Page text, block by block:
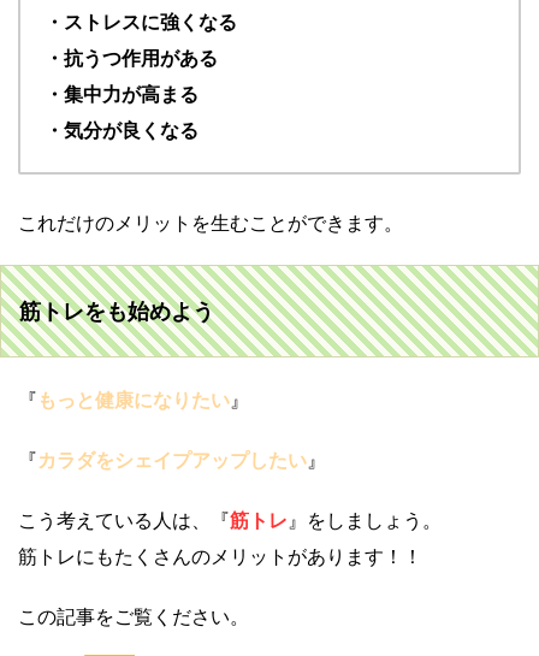
・ストレスに強くなる
・抗うつ作用がある
・集中力が高まる
・気分が良くなる
これだけのメリットを生むことができます。
筋トレをも始めよう
『 もっと健康になりたい』
『カラダをシェイプアップしたい』
こう考えている人は、『筋トレ』をしましょう。
筋トレにもたくさんのメリットがあります！！
この記事をご覧ください。